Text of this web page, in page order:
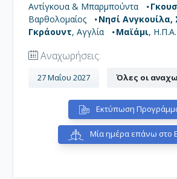
Αντίγκουα & Μπαρμπούντα
Βαρθολομαίος
Νησί Ανγκουίλα,
Γκράουντ, Αγγλία Μαϊάμι, Η.Π.Α.
Αναχωρήσεις:
27 Μαΐου 2027 Όλες οι
Εκτύπωση
Μία ημέρα επάνω στο